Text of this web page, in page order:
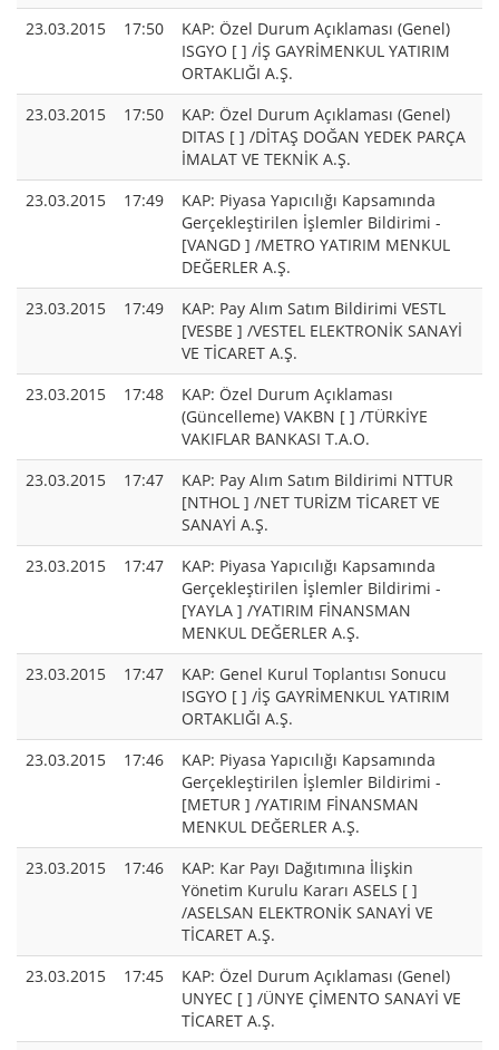
23.03.2015
17:50
KAP: Özel Durum Açıklaması (Genel)
ISGYO [ ] /İŞ GAYRİMENKUL YATIRIM
ORTAKLIĞI A.Ş.
23.03.2015
17:50
KAP: Özel Durum Açıklaması (Genel)
DITAS [ ] /DİTAŞ DOĞAN YEDEK PARÇA
İMALAT VE TEKNİK A.Ş.
23.03.2015
17:49
KAP: Piyasa Yapıcılığı Kapsamında
Gerçekleştirilen İşlemler Bildirimi -
[VANGD ] /METRO YATIRIM MENKUL
DEĞERLER A.Ş.
23.03.2015
17:49
KAP: Pay Alım Satım Bildirimi VESTL
[VESBE ] /VESTEL ELEKTRONİK SANAYİ
VE TİCARET A.Ş.
23.03.2015
17:48
KAP: Özel Durum Açıklaması
(Güncelleme) VAKBN [ ] /TÜRKİYE
VAKIFLAR BANKASI T.A.O.
23.03.2015
17:47
KAP: Pay Alım Satım Bildirimi NTTUR
[NTHOL ] /NET TURİZM TİCARET VE
SANAYİ A.Ş.
23.03.2015
17:47
KAP: Piyasa Yapıcılığı Kapsamında
Gerçekleştirilen İşlemler Bildirimi -
[YAYLA ] /YATIRIM FİNANSMAN
MENKUL DEĞERLER A.Ş.
23.03.2015
17:47
KAP: Genel Kurul Toplantısı Sonucu
ISGYO [ ] /İŞ GAYRİMENKUL YATIRIM
ORTAKLIĞI A.Ş.
23.03.2015
17:46
KAP: Piyasa Yapıcılığı Kapsamında
Gerçekleştirilen İşlemler Bildirimi -
[METUR ] /YATIRIM FİNANSMAN
MENKUL DEĞERLER A.Ş.
23.03.2015
17:46
KAP: Kar Payı Dağıtımına İlişkin
Yönetim Kurulu Kararı ASELS [ ]
/ASELSAN ELEKTRONİK SANAYİ VE
TİCARET A.Ş.
23.03.2015
17:45
KAP: Özel Durum Açıklaması (Genel)
UNYEC [ ] /ÜNYE ÇİMENTO SANAYİ VE
TİCARET A.Ş.